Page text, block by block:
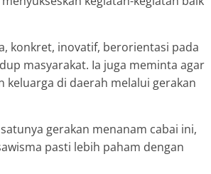
konkret, inovatif, berorientasi pada
masyarakat. Ia juga meminta agar
keluarga di daerah melalui gerakan
gerakan menanam cabai ini,
pasti lebih paham dengan